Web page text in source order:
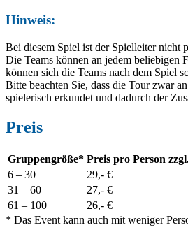
Hinweis:
Bei diesem Spiel ist der Spielleiter nicht
Die Teams können an jedem beliebigen
können sich die Teams nach dem Spiel
Bitte beachten Sie, dass die Tour zwar
spielerisch erkundet und dadurch der
Preis
Gruppengröße* Preis pro Person
6 – 30
29,- €
31 – 60
27,- €
61 – 100
26,- €
* Das Event kann auch mit weniger